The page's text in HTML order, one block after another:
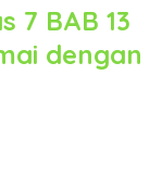
7 BAB 13
dengan